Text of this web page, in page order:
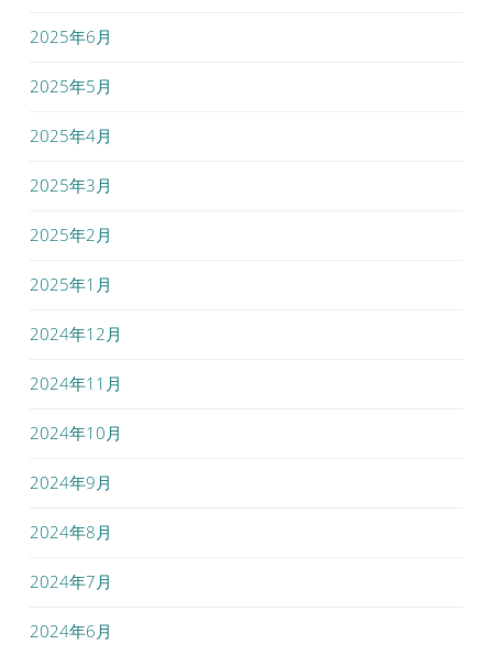
2025年6月
2025年5月
2025年4月
2025年3月
2025年2月
2025年1月
2024年12月
2024年11月
2024年10月
2024年9月
2024年8月
2024年7月
2024年6月